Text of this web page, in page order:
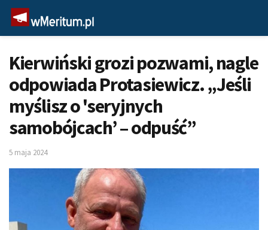
Kierwiński grozi pozwami, nagle
odpowiada Protasiewicz. „Jeśli
myślisz o 'seryjnych
samobójcach’ – odpuść”
5 maja 2024